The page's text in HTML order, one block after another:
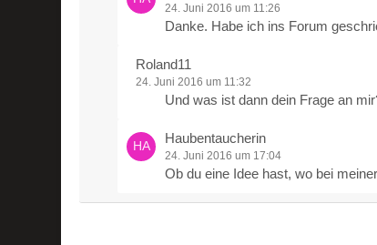
24. Juni 2016 um 11:26
Danke. Habe ich ins Forum
Roland11
24. Juni 2016 um 11:32
Und was ist dann dein Frage an
Haubentaucherin
24. Juni 2016 um 17:04
Ob du eine Idee hast, wo bei